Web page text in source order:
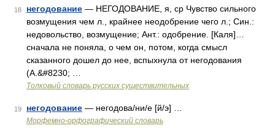
18 негодование — НЕГОДОВАНИЕ, я, ср Чувство сильного
возмущения чем л., крайнее неодобрение чего л.; Син.:
недовольство, возмущение; Ант.: одобрение. [Каля]…
сначала не поняла, о чем он, потом, когда смысл
сказанного дошел до нее, вспыхнула от негодования
(А.&#8230; …
Толковый словарь русских существительных
19 негодование — негодова/ни/е [й/э] …
Морфемно-орфографический словарь